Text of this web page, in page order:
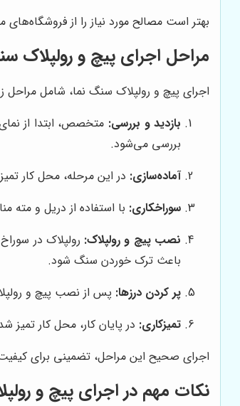
بهتر است مصالح مورد نیاز را از
مراحل اجرای پیچ و رولپلاک
اجرای پیچ و رولپلاک سنگ نما، شامل مراحل
بازدید و بررسی: متخصص، ابتدا از
بررسی می‌شود.
آماده‌سازی: در این مرحله، محل کار
سوراخکاری: با استفاده از دریل و
نصب پیچ و رولپلاک: رولپلاک در
باعث ترک خوردن سنگ شود.
پر کردن درزها: پس از نصب پیچ و
تمیزکاری: در پایان کار، محل کار
اجرای صحیح این مراحل، تضمینی برای
نکات مهم در اجرای پیچ و